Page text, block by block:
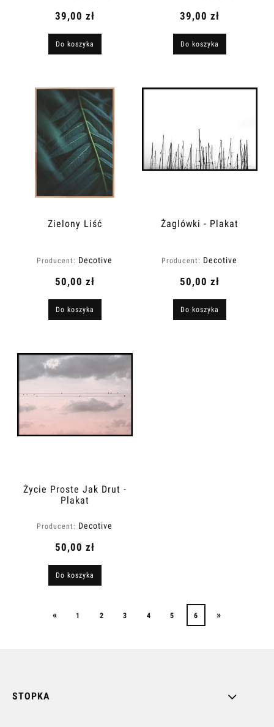
39,00 zł
Do koszyka
39,00 zł
Do koszyka
Zielony Liść
Producent: Decotive
50,00 zł
Do koszyka
Żaglówki - Plakat
Producent: Decotive
50,00 zł
Do koszyka
Życie Proste Jak Drut -
Plakat
Producent: Decotive
50,00 zł
Do koszyka
« 1 2 3 4 5 6 »
STOPKA